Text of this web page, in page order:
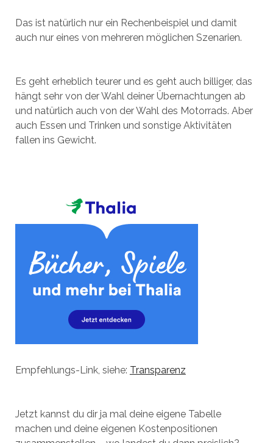
Das ist natürlich nur ein Rechenbeispiel und damit
auch nur eines von mehreren möglichen Szenarien.
Es geht erheblich teurer und es geht auch billiger, das
hängt sehr von der Wahl deiner Übernachtungen ab
und natürlich auch von der Wahl des Motorrads. Aber
auch Essen und Trinken und sonstige Aktivitäten
fallen ins Gewicht.
Empfehlungs-Link, siehe: Transparenz
Jetzt kannst du dir ja mal deine eigene Tabelle
machen und deine eigenen Kostenpositionen